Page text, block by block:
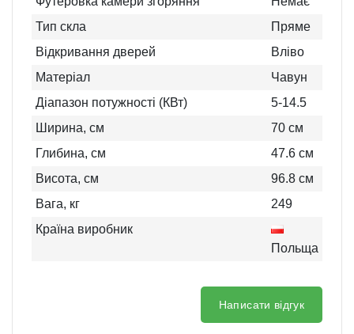
Тип скла
Пряме
Відкривання дверей
Вліво
Матеріал
Чавун
Діапазон потужності (КВт)
5-14.5
Ширина, см
70 см
Глибина, см
47.6 см
Висота, см
96.8 см
Вага, кг
249
Країна виробник
Польща
Написати відгук